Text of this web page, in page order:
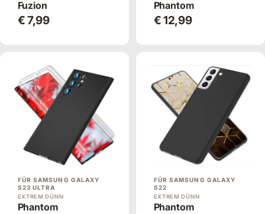
Fuzion
€ 7,99
Phantom
€ 12,99
FÜR SAMSUNG GALAXY
S23 ULTRA
EXTREM DÜNN
Phantom
FÜR SAMSUNG GALAXY
S22
EXTREM DÜNN
Phantom